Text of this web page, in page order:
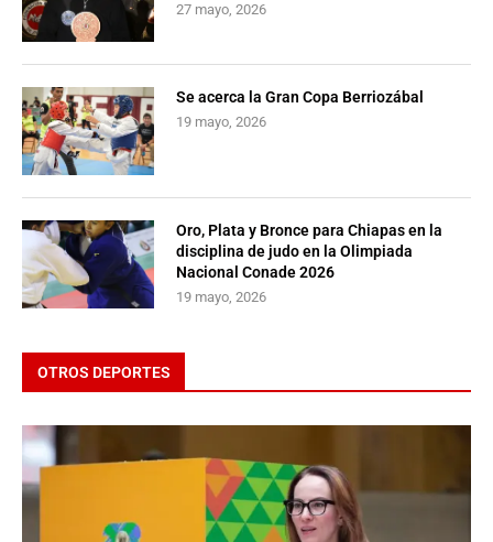
27 mayo, 2026
Se acerca la Gran Copa Berriozábal
19 mayo, 2026
Oro, Plata y Bronce para Chiapas en la
disciplina de judo en la Olimpiada
Nacional Conade 2026
19 mayo, 2026
OTROS DEPORTES